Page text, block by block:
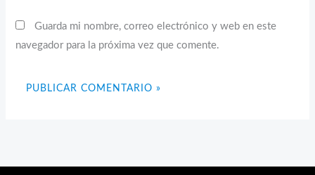
Guarda mi nombre, correo electrónico y web en este
navegador para la próxima vez que comente.